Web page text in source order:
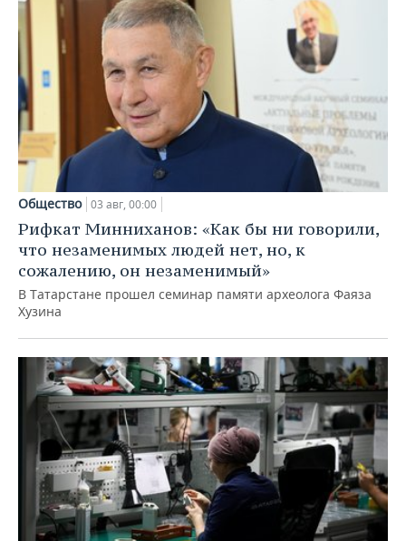
Общество 03 авг, 00:00
Рифкат Минниханов: «Как бы ни говорили,
что незаменимых людей нет, но, к
сожалению, он незаменимый»
В Татарстане прошел семинар памяти археолога Фаяза
Хузина